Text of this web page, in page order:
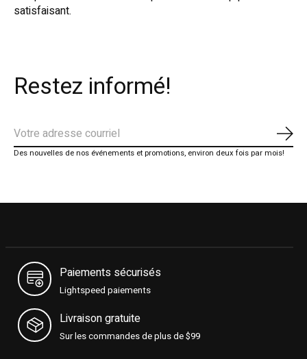
satisfaisant.
Restez informé!
Des nouvelles de nos événements et promotions, environ deux fois par mois!
Paiements sécurisés
Lightspeed paiements
Livraison gratuite
Sur les commandes de plus de $99